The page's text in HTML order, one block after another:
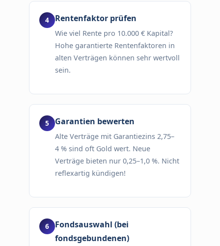
Rentenfaktor prüfen
Wie viel Rente pro 10.000 € Kapital?
Hohe garantierte Rentenfaktoren in
alten Verträgen können sehr wertvoll
sein.
Garantien bewerten
Alte Verträge mit Garantiezins 2,75–
4 % sind oft Gold wert. Neue
Verträge bieten nur 0,25–1,0 %. Nicht
reflexartig kündigen!
Fondsauswahl (bei
fondsgebundenen)